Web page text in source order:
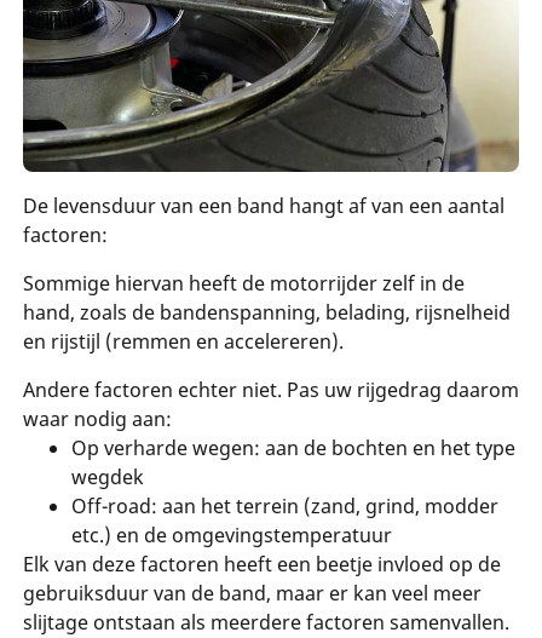
De levensduur van een band hangt af van een aantal
factoren:
Sommige hiervan heeft de motorrijder zelf in de
hand, zoals de bandenspanning, belading, rijsnelheid
en rijstijl (remmen en accelereren).
Andere factoren echter niet. Pas uw rijgedrag daarom
waar nodig aan:
Op verharde wegen: aan de bochten en het type
wegdek
Off-road: aan het terrein (zand, grind, modder
etc.) en de omgevingstemperatuur
Elk van deze factoren heeft een beetje invloed op de
gebruiksduur van de band, maar er kan veel meer
slijtage ontstaan als meerdere factoren samenvallen.